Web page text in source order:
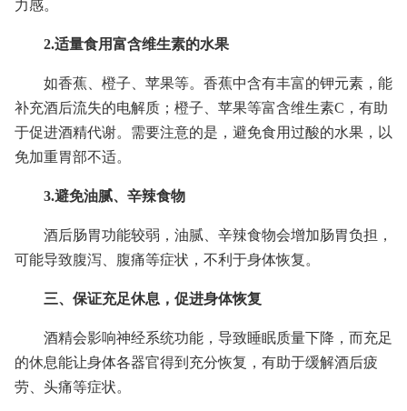
力感。
2.适量食用富含维生素的水果
如香蕉、橙子、苹果等。香蕉中含有丰富的钾元素，能
补充酒后流失的电解质；橙子、苹果等富含维生素C，有助
于促进酒精代谢。需要注意的是，避免食用过酸的水果，以
免加重胃部不适。
3.避免油腻、辛辣食物
酒后肠胃功能较弱，油腻、辛辣食物会增加肠胃负担，
可能导致腹泻、腹痛等症状，不利于身体恢复。
三、保证充足休息，促进身体恢复
酒精会影响神经系统功能，导致睡眠质量下降，而充足
的休息能让身体各器官得到充分恢复，有助于缓解酒后疲
劳、头痛等症状。